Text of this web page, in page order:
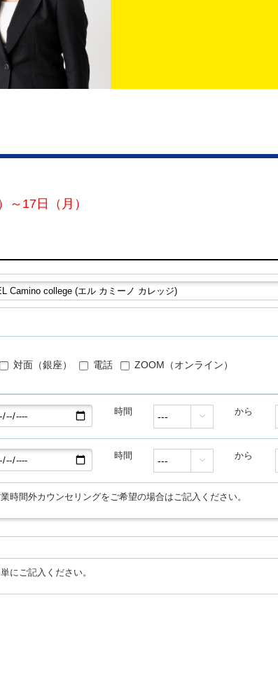
17日（月）
対面（銀座） 電話 ZOOM（オンライン）
時間  から
時間  から
時間外カウンセリングをご希望の場合はご記入ください。
にご記入ください。